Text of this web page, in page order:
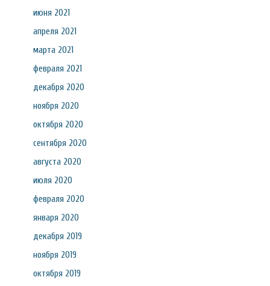
июня 2021
апреля 2021
марта 2021
февраля 2021
декабря 2020
ноября 2020
октября 2020
сентября 2020
августа 2020
июля 2020
февраля 2020
января 2020
декабря 2019
ноября 2019
октября 2019